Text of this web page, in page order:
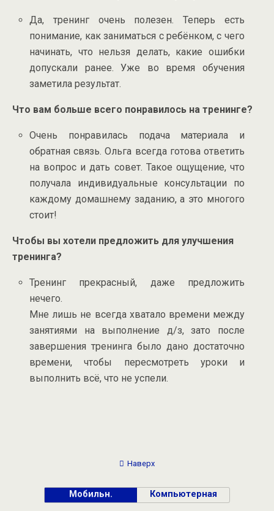
Да, тренинг очень полезен. Теперь есть
понимание, как заниматься с ребёнком, с чего
начинать, что нельзя делать, какие ошибки
допускали ранее. Уже во время обучения
заметила результат.
Что вам больше всего понравилось на тренинге?
Очень понравилась подача материала и
обратная связь. Ольга всегда готова ответить
на вопрос и дать совет. Такое ощущение, что
получала индивидуальные консультации по
каждому домашнему заданию, а это многого
стоит!
Чтобы вы хотели предложить для улучшения
тренинга?
Тренинг прекрасный, даже предложить
нечего.
Мне лишь не всегда хватало времени между
занятиями на выполнение д/з, зато после
завершения тренинга было дано достаточно
времени, чтобы пересмотреть уроки и
выполнить всё, что не успели.
Наверх
Мобильн. Компьютерная